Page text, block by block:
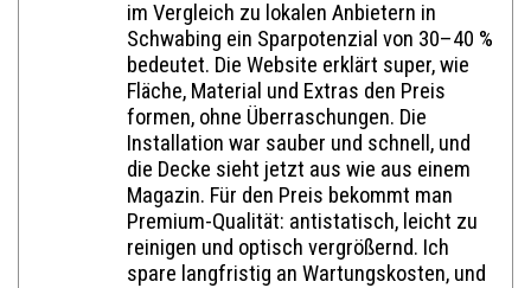
im Vergleich zu lokalen Anbietern in
Schwabing ein Sparpotenzial von 30–40 %
bedeutet. Die Website erklärt super, wie
Fläche, Material und Extras den Preis
formen, ohne Überraschungen. Die
Installation war sauber und schnell, und
die Decke sieht jetzt aus wie aus einem
Magazin. Für den Preis bekommt man
Premium-Qualität: antistatisch, leicht zu
reinigen und optisch vergrößernd. Ich
spare langfristig an Wartungskosten, und